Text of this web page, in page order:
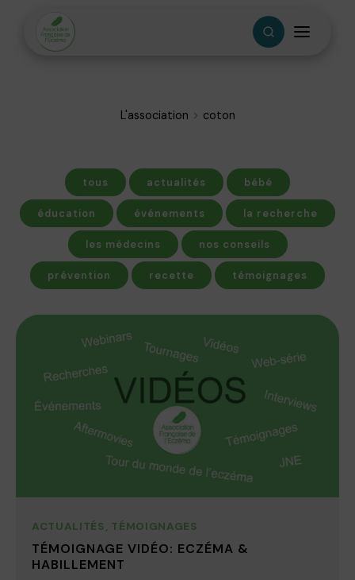
L'association coton
tous actualités bébé
éducation événements la recherche
les médecins nos conseils
prévention recette témoignages
ACTUALITÉS, TÉMOIGNAGES
TÉMOIGNAGE VIDÉO: ECZÉMA &
HABILLEMENT